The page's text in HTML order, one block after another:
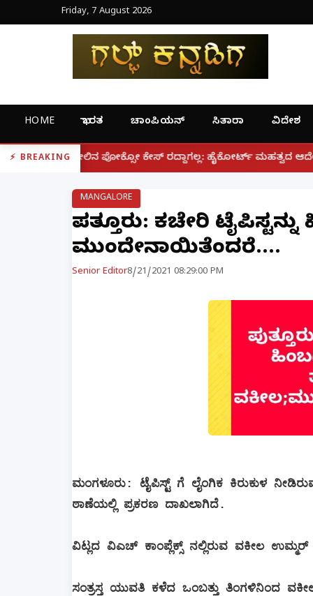
Friday, 7 August 2026
HOME ಭಾರತ ಚಾಂಪಿಯನ್ ಸಿತಾರಾ ವಿದೇಶ
BREAKING
ಕೇಸ್ ರದ್ದಾಗಲ್ಲ: ಹೈಕೋರ್ಟ್ ಮಹತ್ವದ ಆದೇಶ | ಫೋನ್
MANGALORE
ಪುತ್ತೂರು: ಕಚೇರಿ
ಮುಂದೇನಾಯಿತೆಂದರೆ....
Senior Editor8/21/2021 08:29:00 PM
ಮಂಗಳೂರು: ಟೈಪಿಸ್ಟ್ ಗೆ ಲೈಂಗಿಕ ಕಿರುಕುಳ
ಠಾಣೆಯಲ್ಲಿ ಪ್ರಕರಣ ದಾಖಲಾಗಿದೆ.
ವಿಟ್ಲದ ವಿಎಚ್ ಕಾಂಪ್ಲೆಕ್ಸ್ ನಲ್ಲಿರುವ ವಕೀಲ ಉಮ್ಮರ್
ಸಂತ್ರಸ್ತ ಯುವತಿ ಕಳೆದ ಒಂಬತ್ತು ತಿಂಗಳಿನಿಂದ